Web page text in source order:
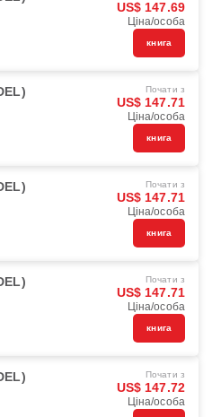
US$ 147.69
Ціна/особа
книга
Почати з
US$ 147.71
Ціна/особа
книга
Почати з
US$ 147.71
Ціна/особа
книга
Почати з
US$ 147.71
Ціна/особа
книга
Почати з
US$ 147.72
Ціна/особа